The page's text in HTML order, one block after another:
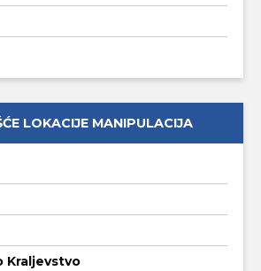
LOKACIJE MANIPULACIJA
Kraljevstvo